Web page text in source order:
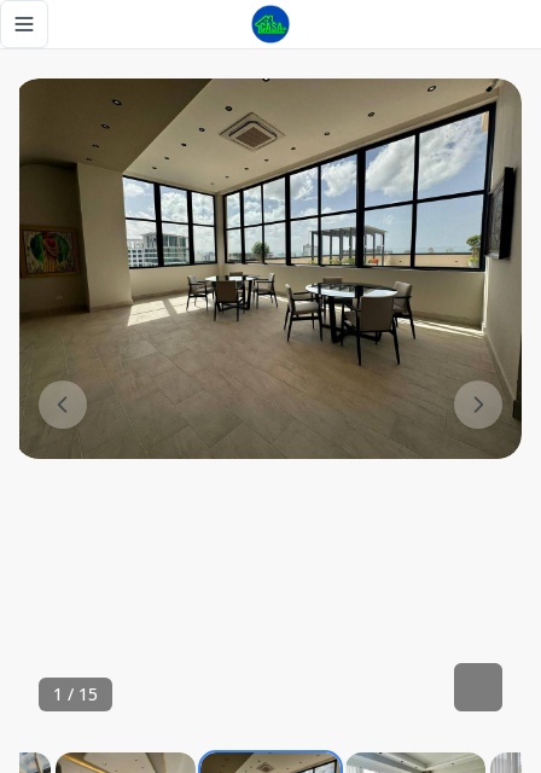
Toggle navigation menu
1 / 15
APARTAMENTO EN EVARISTO MORALES AMUEBLADO,